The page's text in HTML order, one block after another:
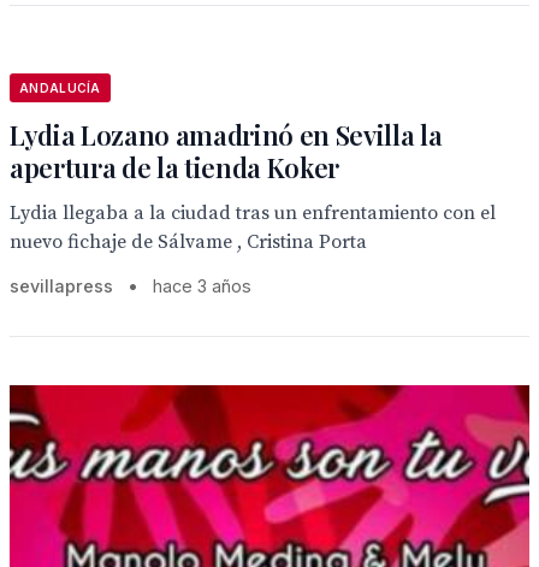
ANDALUCÍA
Lydia Lozano amadrinó en Sevilla la
apertura de la tienda Koker
Lydia llegaba a la ciudad tras un enfrentamiento con el
nuevo fichaje de Sálvame , Cristina Porta
sevillapress • hace 3 años